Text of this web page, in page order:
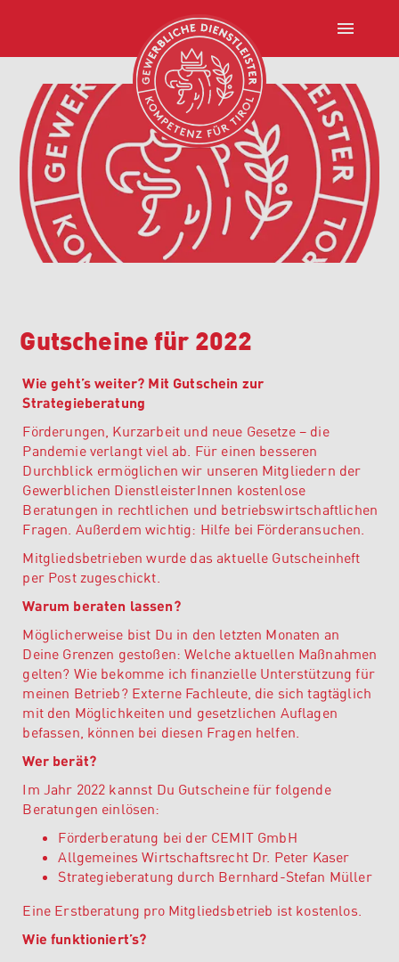
menu
Gutscheine für 2022
Wie geht’s weiter? Mit Gutschein zur
Strategieberatung
Förderungen, Kurzarbeit und neue Gesetze – die
Pandemie verlangt viel ab. Für einen besseren
Durchblick ermöglichen wir unseren Mitgliedern der
Gewerblichen DienstleisterInnen kostenlose
Beratungen in rechtlichen und betriebswirtschaftlichen
Fragen. Außerdem wichtig: Hilfe bei Förderansuchen.
Mitgliedsbetrieben wurde das aktuelle Gutscheinheft
per Post zugeschickt.
Warum beraten lassen?
Möglicherweise bist Du in den letzten Monaten an
Deine Grenzen gestoßen: Welche aktuellen Maßnahmen
gelten? Wie bekomme ich finanzielle Unterstützung für
meinen Betrieb? Externe Fachleute, die sich tagtäglich
mit den Möglichkeiten und gesetzlichen Auflagen
befassen, können bei diesen Fragen helfen.
Wer berät?
Im Jahr 2022 kannst Du Gutscheine für folgende
Beratungen einlösen:
Förderberatung bei der CEMIT GmbH
Allgemeines Wirtschaftsrecht Dr. Peter Kaser
Strategieberatung durch Bernhard-Stefan Müller
Eine Erstberatung pro Mitgliedsbetrieb ist kostenlos.
Wie funktioniert’s?